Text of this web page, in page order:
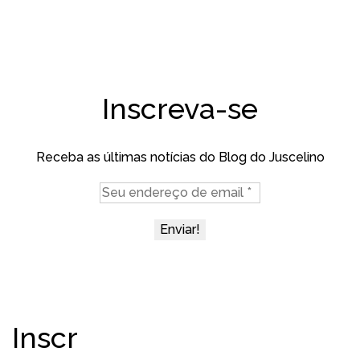
Inscreva-se
Receba as últimas notícias do Blog do Juscelino
Inscr